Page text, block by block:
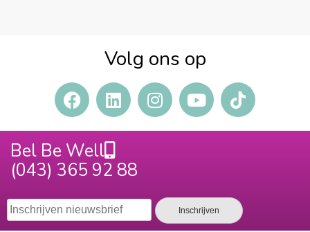
Volg ons op
Bel Be Well
(043) 365 92 88